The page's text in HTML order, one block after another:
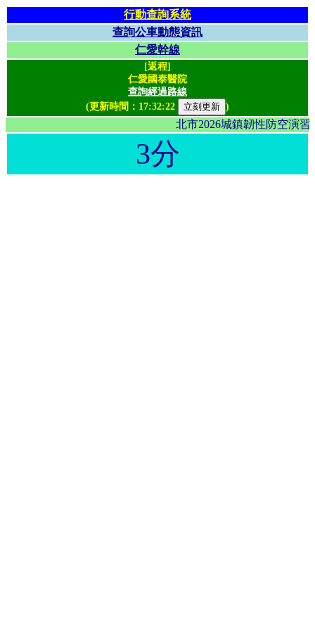
行動查詢系統
查詢公車動態資訊
仁愛幹線
[返程]
仁愛國泰醫院
查詢經過路線
(更新時間： 17:32:22 )
北市2026城鎮韌性防空
3分